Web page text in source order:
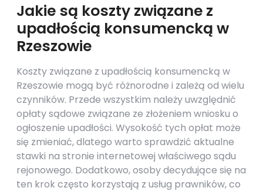
Jakie są koszty związane z
upadłością konsumencką w
Rzeszowie
Koszty związane z upadłością konsumencką w
Rzeszowie mogą być różnorodne i zależą od wielu
czynników. Przede wszystkim należy uwzględnić
opłaty sądowe związane ze złożeniem wniosku o
ogłoszenie upadłości. Wysokość tych opłat może
się zmieniać, dlatego warto sprawdzić aktualne
stawki na stronie internetowej właściwego sądu
rejonowego. Dodatkowo, osoby decydujące się na
ten krok często korzystają z usług prawników, co